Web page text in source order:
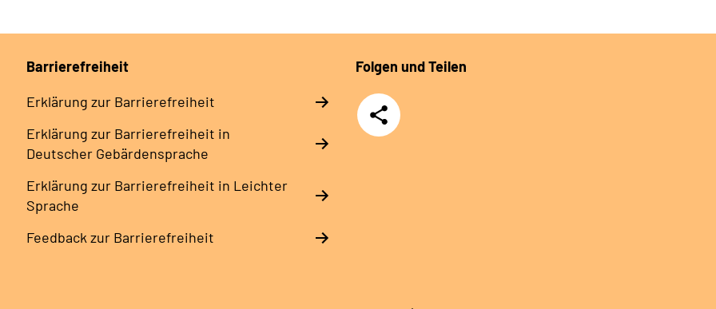
Barrierefreiheit
Erklärung zur Barrierefreiheit
Erklärung zur Barrierefreiheit in
Deutscher Gebärdensprache
Erklärung zur Barrierefreiheit in Leichter
Sprache
Feedback zur Barrierefreiheit
Folgen und Teilen
Teilen